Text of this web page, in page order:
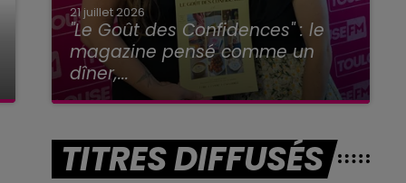
21 juillet 2026
"Le Goût des Confidences" : le
magazine pensé comme un
dîner,...
TITRES DIFFUSÉS